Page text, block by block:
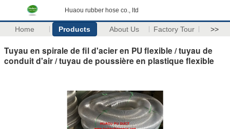
Huaou rubber hose co., ltd
Home Products About Us Factory Tour >>
Tuyau en spirale de fil d'acier en PU flexible / tuyau de
conduit d'air / tuyau de poussière en plastique flexible